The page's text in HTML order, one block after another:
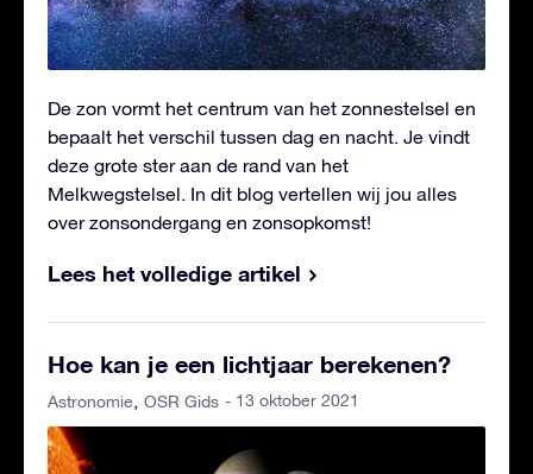
De zon vormt het centrum van het zonnestelsel en
bepaalt het verschil tussen dag en nacht. Je vindt
deze grote ster aan de rand van het
Melkwegstelsel. In dit blog vertellen wij jou alles
over zonsondergang en zonsopkomst!
Lees het volledige artikel
Hoe kan je een lichtjaar berekenen?
Astronomie OSR Gids - 13 oktober 2021